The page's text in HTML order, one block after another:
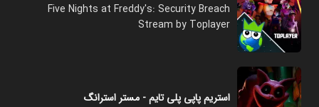
Five Nights at Freddy's: Security Breach
Stream by Toplayer
استریم پاپی پلی تایم - مستر استرانگ